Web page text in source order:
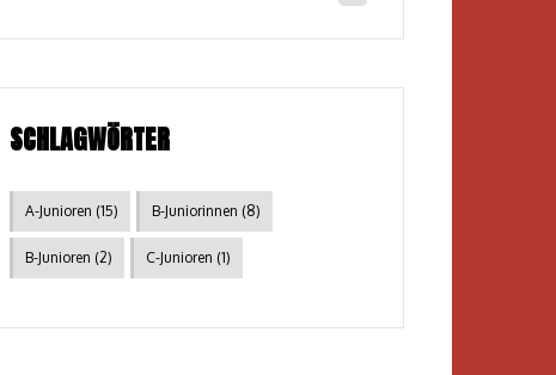
SCHLAGWÖRTER
A-Junioren (15) B-Juniorinnen (8)
B-Junioren (2) C-Junioren (1)